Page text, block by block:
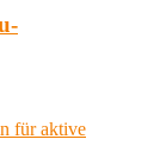
für aktive